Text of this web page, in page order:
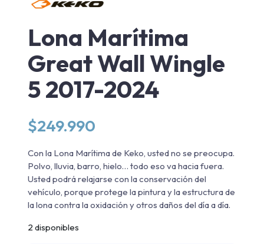
Lona Marítima
Great Wall Wingle
5 2017-2024
$249.990
Con la Lona Marítima de Keko, usted no se preocupa.
Polvo, lluvia, barro, hielo… todo eso va hacia fuera.
Usted podrá relajarse con la conservación del
vehículo, porque protege la pintura y la estructura de
la lona contra la oxidación y otros daños del día a día.
2 disponibles